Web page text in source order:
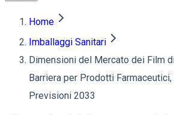
Home
Imballaggi Sanitari
Dimensioni del Mercato dei Film
Barriera per Prodotti
Previsioni 2033